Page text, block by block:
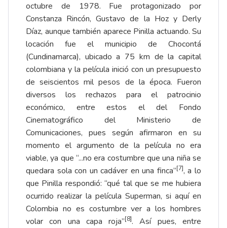
octubre de 1978. Fue protagonizado por
Constanza Rincón, Gustavo de la Hoz y Derly
Díaz, aunque también aparece Pinilla actuando. Su
locación fue el municipio de Chocontá
(Cundinamarca), ubicado a 75 km de la capital
colombiana y la película inició con un presupuesto
de seiscientos mil pesos de la época. Fueron
diversos los rechazos para el patrocinio
económico, entre estos el del Fondo
Cinematográfico del Ministerio de
Comunicaciones, pues según afirmaron en su
momento el argumento de la película no era
viable, ya que “...no era costumbre que una niña se
quedara sola con un cadáver en una finca”[7], a lo
que Pinilla respondió: “qué tal que se me hubiera
ocurrido realizar la película Superman, si aquí en
Colombia no es costumbre ver a los hombres
volar con una capa roja”[8]. Así pues, entre